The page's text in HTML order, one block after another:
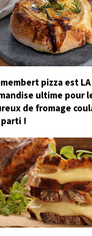
pizza est LA
ultime pour
de fromage
!